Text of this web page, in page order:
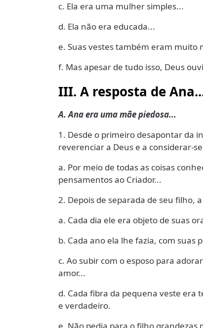
c. Ela era uma mulher simples...
d. Ela não era educada...
e. Suas vestes também eram muito
f. Mas apesar de tudo isso, Deus
III. A resposta de
A. Ana era uma mãe piedosa...
1. Desde o primeiro desapontar da
reverenciar a Deus e a considerar-
a. Por meio de todas as coisas
pensamentos ao Criador...
2. Depois de separada de seu filho,
a. Cada dia ele era objeto de suas
b. Cada ano ela lhe fazia, com suas
c. Ao subir com o esposo para
amor...
d. Cada fibra da pequena veste era
e verdadeiro.
e. Não pedia para o filho